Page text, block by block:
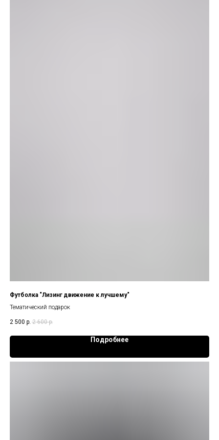
Футболка "Лизинг движение к лучшему"
Тематический подарок
2 500 р. 2 600 р.
Подробнее